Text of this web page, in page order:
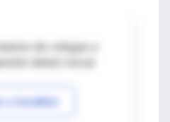
de colegas o
a IntraMed